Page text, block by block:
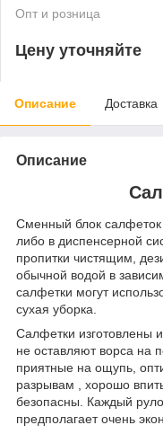
Опт и розница
Цену уточняйте
Описание Доставка
Описание
Сменный блок салфеток
либо в диспенсерной
пропитки чистящим,
обычной водой в
салфетки могут
сухая уборка.
Салфетки изготовлены
не оставляют ворса на
приятные на ощупь,
разрывам , хорошо
безопасны. Каждый
предполагает очень